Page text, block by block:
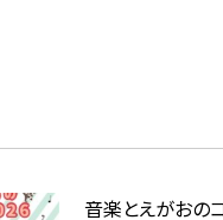
音楽とえがおの